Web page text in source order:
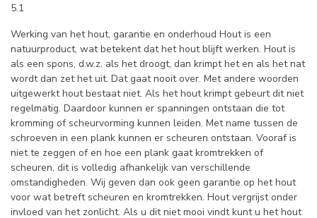
5.1
Werking van het hout, garantie en onderhoud Hout is een
natuurproduct, wat betekent dat het hout blijft werken. Hout is
als een spons, d.w.z. als het droogt, dan krimpt het en als het nat
wordt dan zet het uit. Dat gaat nooit over. Met andere woorden
uitgewerkt hout bestaat niet. Als het hout krimpt gebeurt dit niet
regelmatig. Daardoor kunnen er spanningen ontstaan die tot
kromming of scheurvorming kunnen leiden. Met name tussen de
schroeven in een plank kunnen er scheuren ontstaan. Vooraf is
niet te zeggen of en hoe een plank gaat kromtrekken of
scheuren, dit is volledig afhankelijk van verschillende
omstandigheden. Wij geven dan ook geen garantie op het hout
voor wat betreft scheuren en kromtrekken. Hout vergrijst onder
invloed van het zonlicht. Als u dit niet mooi vindt kunt u het hout